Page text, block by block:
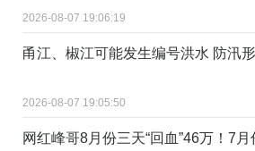
2026-08-07 19:06:19
甬江、椒江可能发生编号洪水 防汛
2026-08-07 19:05:50
网红峰哥8月份三天“回血”46万！7